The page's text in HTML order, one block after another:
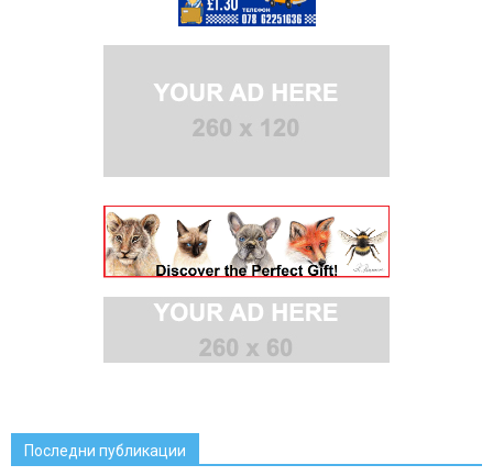
Последни публикации